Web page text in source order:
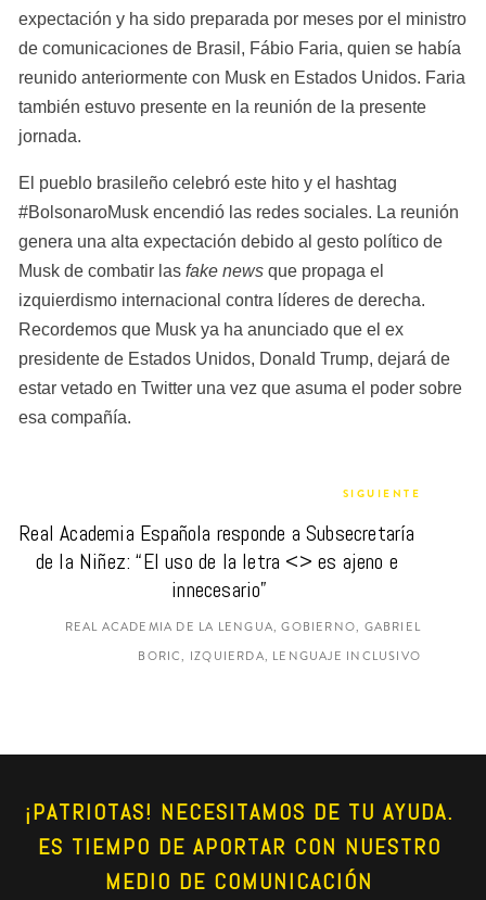
expectación y ha sido preparada por meses por el ministro
de comunicaciones de Brasil, Fábio Faria, quien se había
reunido anteriormente con Musk en Estados Unidos. Faria
también estuvo presente en la reunión de la presente
jornada.
El pueblo brasileño celebró este hito y el hashtag
#BolsonaroMusk encendió las redes sociales. La reunión
genera una alta expectación debido al gesto político de
Musk de combatir las fake news que propaga el
izquierdismo internacional contra líderes de derecha.
Recordemos que Musk ya ha anunciado que el ex
presidente de Estados Unidos, Donald Trump, dejará de
estar vetado en Twitter una vez que asuma el poder sobre
esa compañía.
SIGUIENTE
Real Academia Española responde a Subsecretaría
de la Niñez: “El uso de la letra <> es ajeno e
innecesario”
REAL ACADEMIA DE LA LENGUA, GOBIERNO, GABRIEL
BORIC, IZQUIERDA, LENGUAJE INCLUSIVO
¡PATRIOTAS! NECESITAMOS DE TU AYUDA.
ES TIEMPO DE APORTAR CON NUESTRO
MEDIO DE COMUNICACIÓN